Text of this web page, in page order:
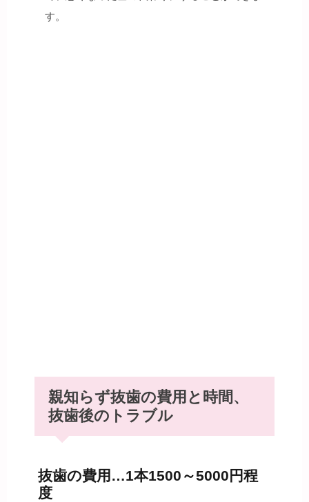
す。
親知らず抜歯の費用と時間、
抜歯後のトラブル
抜歯の費用…1本1500～5000円程
度